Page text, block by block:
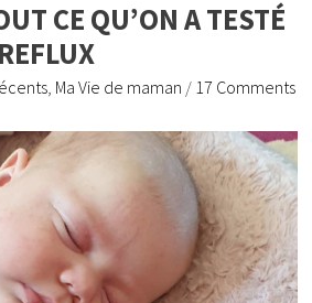
CE QU’ON A TESTÉ
, Ma Vie de maman / 17 Comments